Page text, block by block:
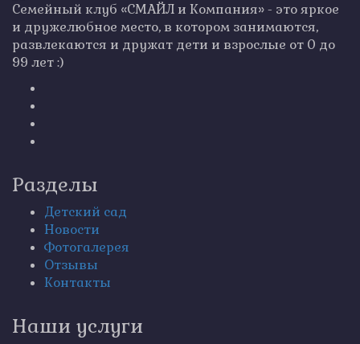
Семейный клуб «СМАЙЛ и Компания» - это яркое
и дружелюбное место, в котором занимаются,
развлекаются и дружат дети и взрослые от 0 до
99 лет :)
Разделы
Детский сад
Новости
Фотогалерея
Отзывы
Контакты
Наши услуги